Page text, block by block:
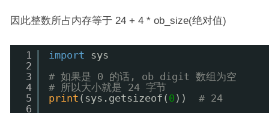
因此整数所占内存等于 24 + 4 * ob_size(绝对值)
1
2
3
4
5
6
import
sys
# 如果是 0 的话, ob_digit 数组为空
# 所以大小就是 24 字节
print (sys.getsizeof( 0 )) # 24